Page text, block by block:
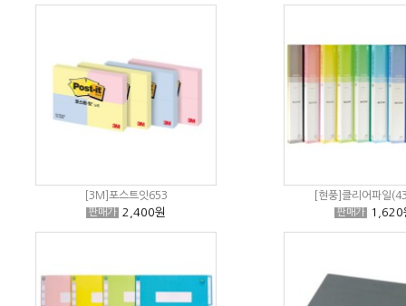
[3M]포스트잇653
판매가 2,400원
[현풍]클리어파일
판매가 1,620